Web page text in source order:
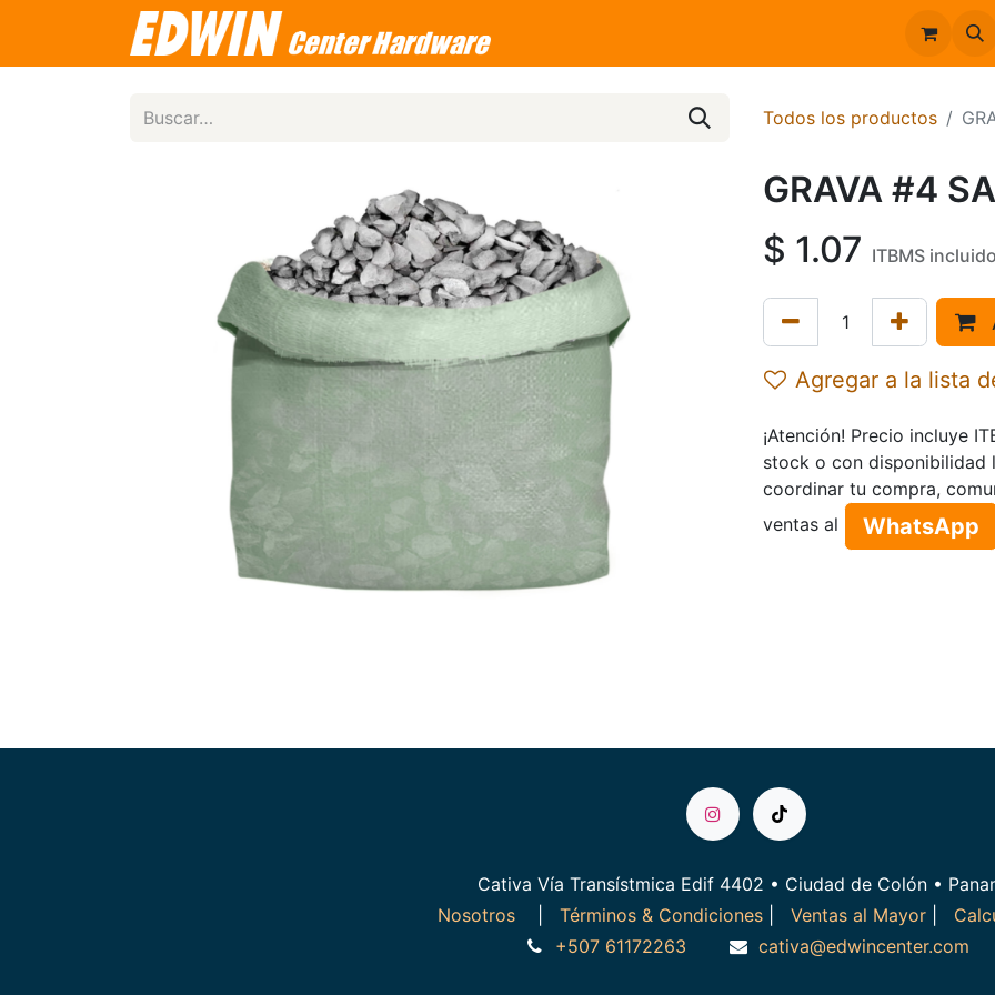
Todos los productos
GRAVA #4
$ 1.07 ITBMS incluido
Agregar a la lista
¡Atención! Precio incluye
stock o con disponibilidad
coordinar tu compra,
ventas al
WhatsApp​​​​
Cativa Vía Transístmica Edif 4402 • Ciudad de Colón •
Nosotros
Términos & Condiciones Ventas al Mayor
+507 61172263
cativa@edwincenter.com